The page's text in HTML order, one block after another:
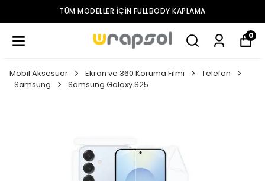
TÜM MODELLER IÇIN FULLBODY KAPLAMA
0
Mobil Aksesuar Ekran ve 360 Koruma Filmi
Telefon
Samsung
Samsung Galaxy S25